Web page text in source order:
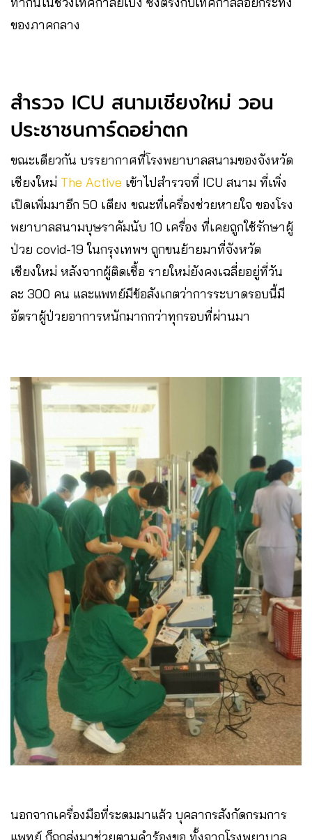
ของภาคกลาง
สำรวจ ICU สนามเชียงใหม่ วอน
ประชาชนการ์ดอย่าตก
ขณะเดียวกัน บรรยากาศที่โรงพยาบาลสนามของจังหวัด
เชียงใหม่​ The Active เข้าไปสำรวจที่ ICU สนาม ที่เพิ่ง
เปิดเพิ่มมาอีก 50 เตียง ขณะที่เครื่องช่วยหายใจ ของโรง
พยาบาลสนามบุษราคัมนับ 10 เครื่อง ที่เคยถูกใช้รักษาผู้
ป่วย covid-19 ในกรุงเทพฯ ​ถูกขนย้ายมาที่จังหวัด
เชียงใหม่​ หลังจากผู้ติดเชื้อ รายใหม่ยังคงเฉลี่ยอยู่ที่วัน
ละ 300 คน และแพทย์มีข้อสังเกตว่าการระบาดรอบนี้มี
อัตราผู้ป่วยอาการหนักมากกว่าทุกรอบที่ผ่านมา
นอกจากเครื่องมือที่ระดมมาแล้ว บุคลากรสังกัดกรมการ
แพทย์ ก็ถูกส่งมาช่วยตามคำร้องขอ ทั้งจากโรงพยาบาล